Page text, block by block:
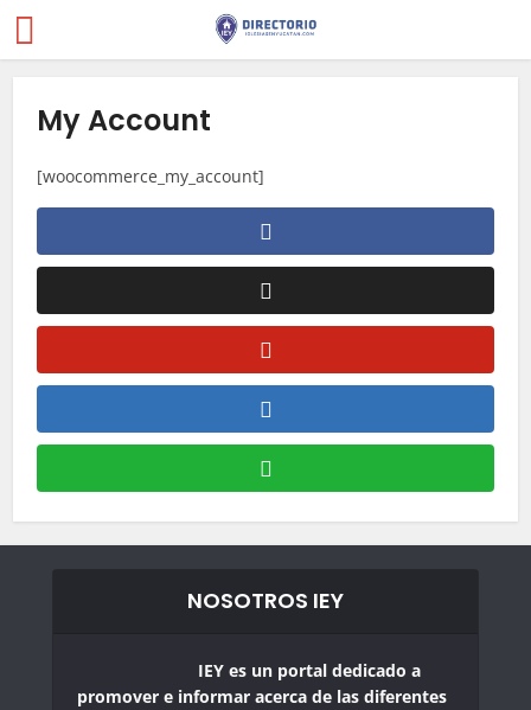
My Account
[woocommerce_my_account]
NOSOTROS IEY
IEY es un portal dedicado a
promover e informar acerca de las diferentes